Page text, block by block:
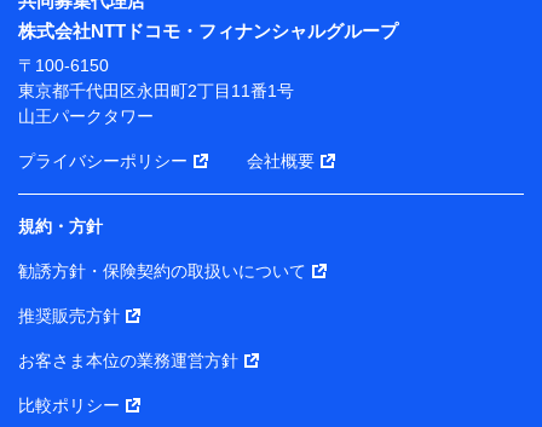
管理」の設定状態にかかわらず、共同利用する場合があ
ります。
※ dポイントクラブ会員ではないお客さま（2019年12
月11日以降、一度もdポイントクラブ会員であったこと
がないお客さまに限る）に関する、2019年12月10日以
前に取得した個人データは、こちら の利用目的の範囲内
当社は株式会社NTTドコモ・フィナンシャルグループ
との間で、以下のとおり個人データを共同利用しま
す。
【共同して利用される利用データの項目】
当社または株式会社NTTドコモ・フィナンシャルグルー
の個人データ
株式会社NTTドコモ・フィナンシャルグループ
〒100-6150
東京都千代田区永田町2丁目11番1号
山王パークタワー
プライバシーポリシー 会社概要
規約・方針
勧誘方針・保険契約の取扱いについて
推奨販売方針
お客さま本位の業務運営方針
比較ポリシー